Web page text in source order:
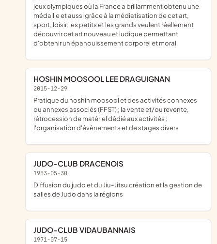
jeux olympiques où la France a brillamment obtenu une
médaille et aussi grâce à la médiatisation de cet art,
sport, loisir, les petits et les grands veulent réellement
découvrir cet art nouveau et ludique permettant
d'obtenir un épanouissement corporel et moral
HOSHIN MOOSOOL LEE DRAGUIGNAN
2015-12-29
pratique du hoshin moosool et des activités connexes
ou annexes associés (FFST) ; la vente et/ou revente,
rétrocession de matériel dédié aux activités ;
l'organisation d'évènements et de stages divers
JUDO-CLUB DRACENOIS
1953-05-30
Diffusion du judo et du Jiu-Jitsu création et la gestion de
salles de Judo dans la régions
JUDO-CLUB VIDAUBANNAIS
1971-07-15